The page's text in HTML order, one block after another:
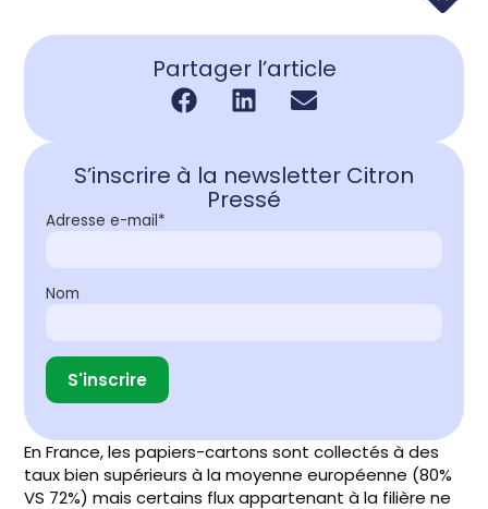
Partager l’article
S’inscrire à la newsletter Citron
Pressé
Adresse e-mail*
Nom
En France, les papiers-cartons sont collectés à des
taux bien supérieurs à la moyenne européenne (80%
VS 72%) mais certains flux appartenant à la filière ne